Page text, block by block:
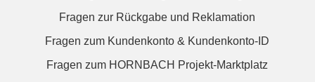
Fragen zur Rückgabe und Reklamation
Fragen zum Kundenkonto & Kundenkonto-ID
Fragen zum HORNBACH Projekt-Marktplatz